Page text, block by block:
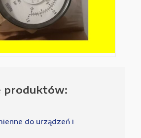
produktów:
do urządzeń i